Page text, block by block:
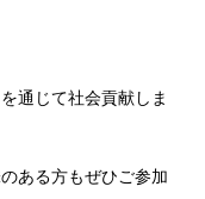
通じて社会貢献しま
ある方もぜひご参加